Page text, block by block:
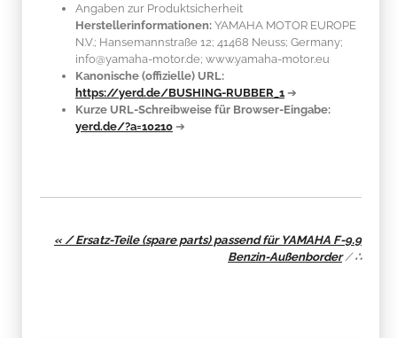
Angaben zur Produktsicherheit
Herstellerinformationen: YAMAHA MOTOR EUROPE
N.V.; Hansemannstraße 12; 41468 Neuss; Germany;
info@yamaha-motor.de; www.yamaha-motor.eu
Kanonische (offizielle) URL:
https://yerd.de/BUSHING-RUBBER_1 ➔
Kurze URL-Schreibweise für Browser-Eingabe:
yerd.de/?a=10210 ➔
« / Ersatz-Teile (spare parts) passend für YAMAHA F-9.9
Benzin-Außenborder/∴